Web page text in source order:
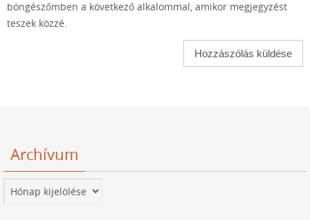
böngészőmben a következő alkalommal, amikor megjegyzést
teszek közzé.
Archívum
Archívum